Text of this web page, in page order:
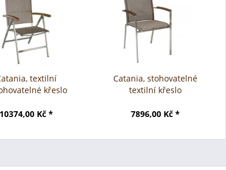
textilní
křeslo
10374,00 Kč *
Catania, stohovatelné
textilní křeslo
7896,00 Kč *